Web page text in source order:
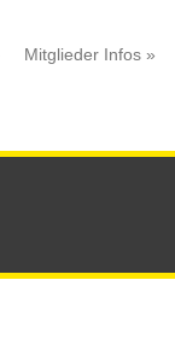
Mitglieder Infos »